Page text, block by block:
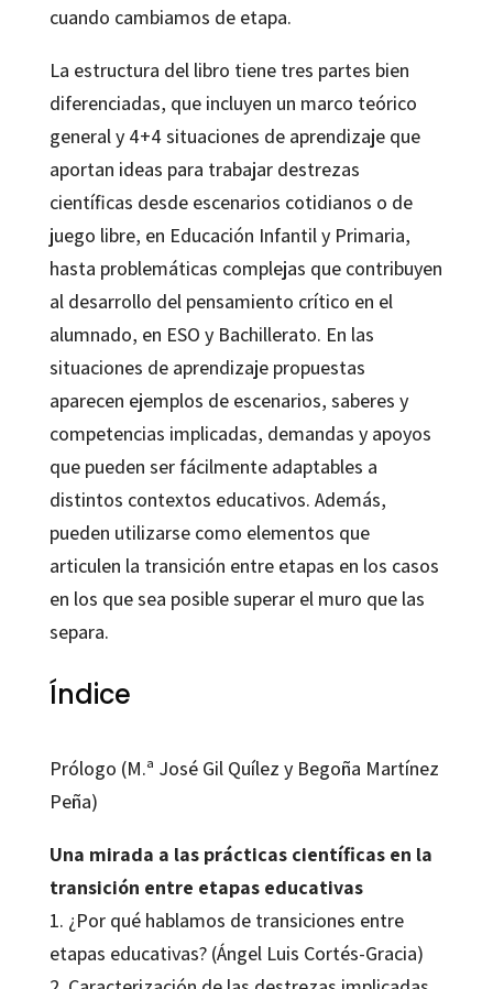
cuando cambiamos de etapa.
La estructura del libro tiene tres partes bien
diferenciadas, que incluyen un marco teórico
general y 4+4 situaciones de aprendizaje que
aportan ideas para trabajar destrezas
científicas desde escenarios cotidianos o de
juego libre, en Educación Infantil y Primaria,
hasta problemáticas complejas que contribuyen
al desarrollo del pensamiento crítico en el
alumnado, en ESO y Bachillerato. En las
situaciones de aprendizaje propuestas
aparecen ejemplos de escenarios, saberes y
competencias implicadas, demandas y apoyos
que pueden ser fácilmente adaptables a
distintos contextos educativos. Además,
pueden utilizarse como elementos que
articulen la transición entre etapas en los casos
en los que sea posible superar el muro que las
separa.
Índice
Prólogo (M.ª José Gil Quílez y Begoña Martínez
Peña)
Una mirada a las prácticas científicas en la
transición entre etapas educativas
1. ¿Por qué hablamos de transiciones entre
etapas educativas? (Ángel Luis Cortés-Gracia)